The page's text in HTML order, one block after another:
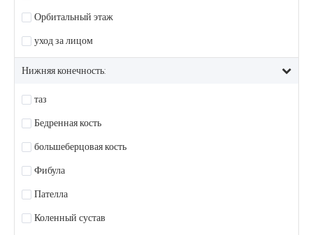
Орбитальный этаж
уход за лицом
Нижняя конечность:
таз
Бедренная кость
большеберцовая кость
Фибула
Пателла
Коленный сустав